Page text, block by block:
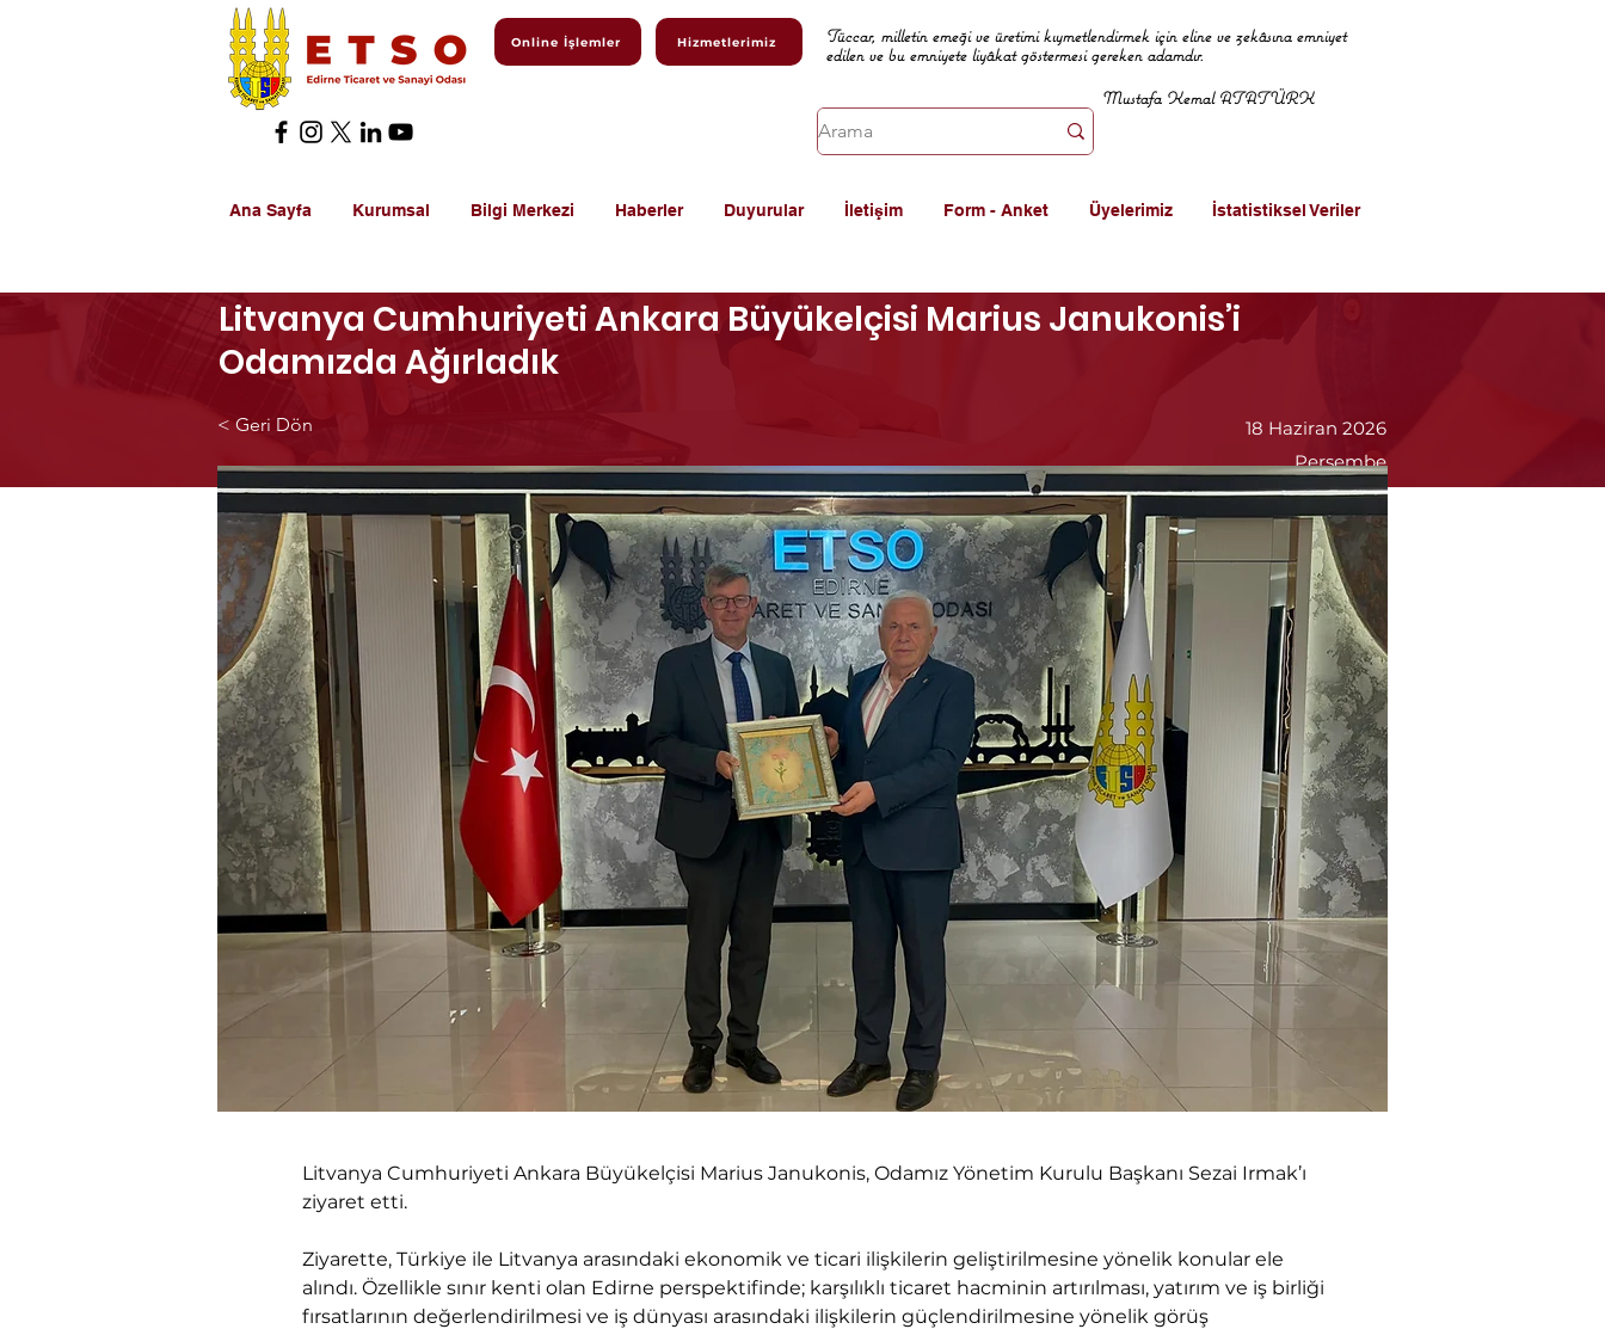
Online İşlemler Hizmetlerimiz
Tüccar, milletin emeği ve üretimi kıymetlendirmek için eline ve zekâsına emniyet
edilen ve bu emniyete liyâkat göstermesi gereken adamdır.
Mustafa Kemal ATATÜRK
Ana Sayfa Kurumsal Bilgi Merkezi Haberler Duyurular İletişim Form - Anket Üyelerimiz İstatistiksel Veriler
Litvanya Cumhuriyeti Ankara Büyükelçisi Marius Janukonis’i
Odamızda Ağırladık
< Geri Dön
18 Haziran 2026
Perşembe
Litvanya Cumhuriyeti Ankara Büyükelçisi Marius Janukonis, Odamız Yönetim Kurulu Başkanı Sezai Irmak’ı
ziyaret etti.
Ziyarette, Türkiye ile Litvanya arasındaki ekonomik ve ticari ilişkilerin geliştirilmesine yönelik konular ele
alındı. Özellikle sınır kenti olan Edirne perspektifinde; karşılıklı ticaret hacminin artırılması, yatırım ve iş birliği
fırsatlarının değerlendirilmesi ve iş dünyası arasındaki ilişkilerin güçlendirilmesine yönelik görüş